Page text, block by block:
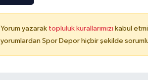
Yorum yazarak topluluk kurallarımızı kabul
yorumlardan Spor Depor hiçbir şekilde